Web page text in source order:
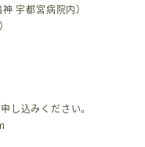
宇都宮病院内）
し込みください。